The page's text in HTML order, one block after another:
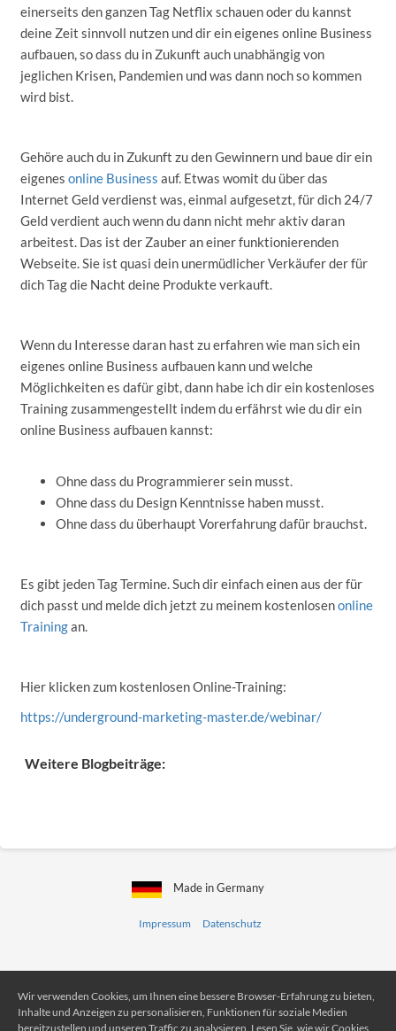
einerseits den ganzen Tag Netflix schauen oder du kannst
deine Zeit sinnvoll nutzen und dir ein eigenes online Business
aufbauen, so dass du in Zukunft auch unabhängig von
jeglichen Krisen, Pandemien und was dann noch so kommen
wird bist.
Gehöre auch du in Zukunft zu den Gewinnern und baue dir ein
eigenes online Business auf. Etwas womit du über das
Internet Geld verdienst was, einmal aufgesetzt, für dich 24/7
Geld verdient auch wenn du dann nicht mehr aktiv daran
arbeitest. Das ist der Zauber an einer funktionierenden
Webseite. Sie ist quasi dein unermüdlicher Verkäufer der für
dich Tag die Nacht deine Produkte verkauft.
Wenn du Interesse daran hast zu erfahren wie man sich ein
eigenes online Business aufbauen kann und welche
Möglichkeiten es dafür gibt, dann habe ich dir ein kostenloses
Training zusammengestellt indem du erfährst wie du dir ein
online Business aufbauen kannst:
Ohne dass du Programmierer sein musst.
Ohne dass du Design Kenntnisse haben musst.
Ohne dass du überhaupt Vorerfahrung dafür brauchst.
Es gibt jeden Tag Termine. Such dir einfach einen aus der für
dich passt und melde dich jetzt zu meinem kostenlosenonline
Trainingan.
Hier klicken zum kostenlosen Online-Training:
https://underground-marketing-master.de/webinar/
Weitere Blogbeiträge:
Made in Germany
Impressum Datenschutz
Wir verwenden Cookies, um Ihnen eine bessere Browser-Erfahrung zu bieten,
Inhalte und Anzeigen zu personalisieren, Funktionen für soziale Medien
bereitzustellen und unseren Traffic zu analysieren. Lesen Sie, wie wir Cookies